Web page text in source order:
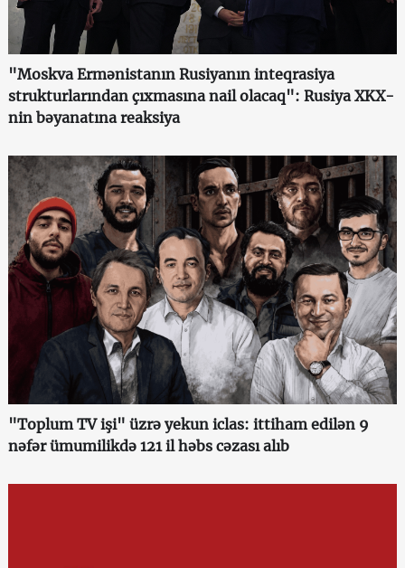
"Moskva Ermənistanın Rusiyanın inteqrasiya
strukturlarından çıxmasına nail olacaq": Rusiya XKX-
nin bəyanatına reaksiya
"Toplum TV işi" üzrə yekun iclas: ittiham edilən 9
nəfər ümumilikdə 121 il həbs cəzası alıb